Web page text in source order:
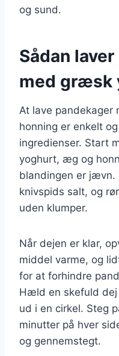
og sund.
Sådan
med græsk
At lave
honning er enkelt
ingredienser. Start
yoghurt, æg og
blandingen er
knivspids salt, og
uden klumper.
Når dejen er klar,
middel varme, og
for at forhindre
Hæld en skefuld dej
ud i en cirkel. Steg
minutter på hver
og gennemstegt.